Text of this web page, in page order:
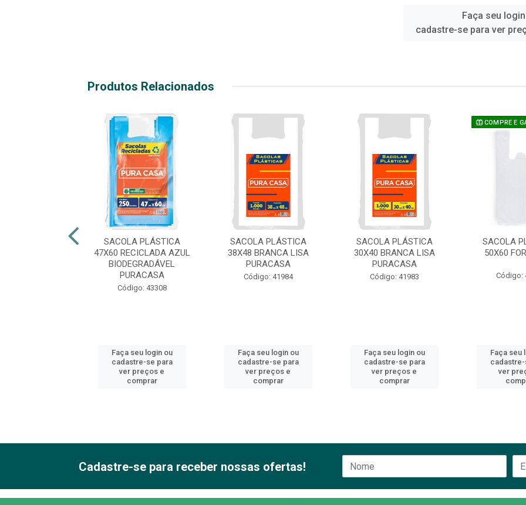
Faça seu
cadastre-se para ver
Produtos Relacionados
SACOLA PLÁSTICA
47X60 RECICLADA AZUL
BIODEGRADÁVEL
PURACASA
Código: 43308
Faça seu login ou
cadastre-se para
ver preços e
comprar
SACOLA PLÁSTICA
38X48 BRANCA LISA
PURACASA
Código: 41984
Faça seu login ou
cadastre-se para
ver preços e
comprar
SACOLA PLÁSTICA
30X40 BRANCA LISA
PURACASA
Código: 41983
Faça seu login ou
cadastre-se para
ver preços e
comprar
COMPRE E
SACOLA
50X60
Código:
Faça seu
ver
Cadastre-se para receber nossas ofertas!